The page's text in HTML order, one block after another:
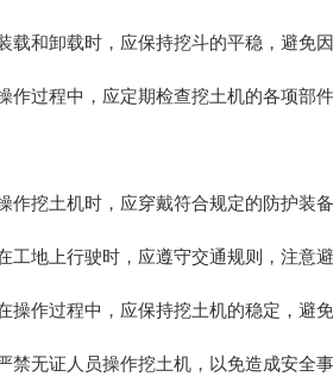
载和卸载时，应保持挖斗的平稳，避免
作过程中，应定期检查挖土机的各项部
作挖土机时，应穿戴符合规定的防护装
工地上行驶时，应遵守交通规则，注意
操作过程中，应保持挖土机的稳定，避
禁无证人员操作挖土机，以免造成安全事